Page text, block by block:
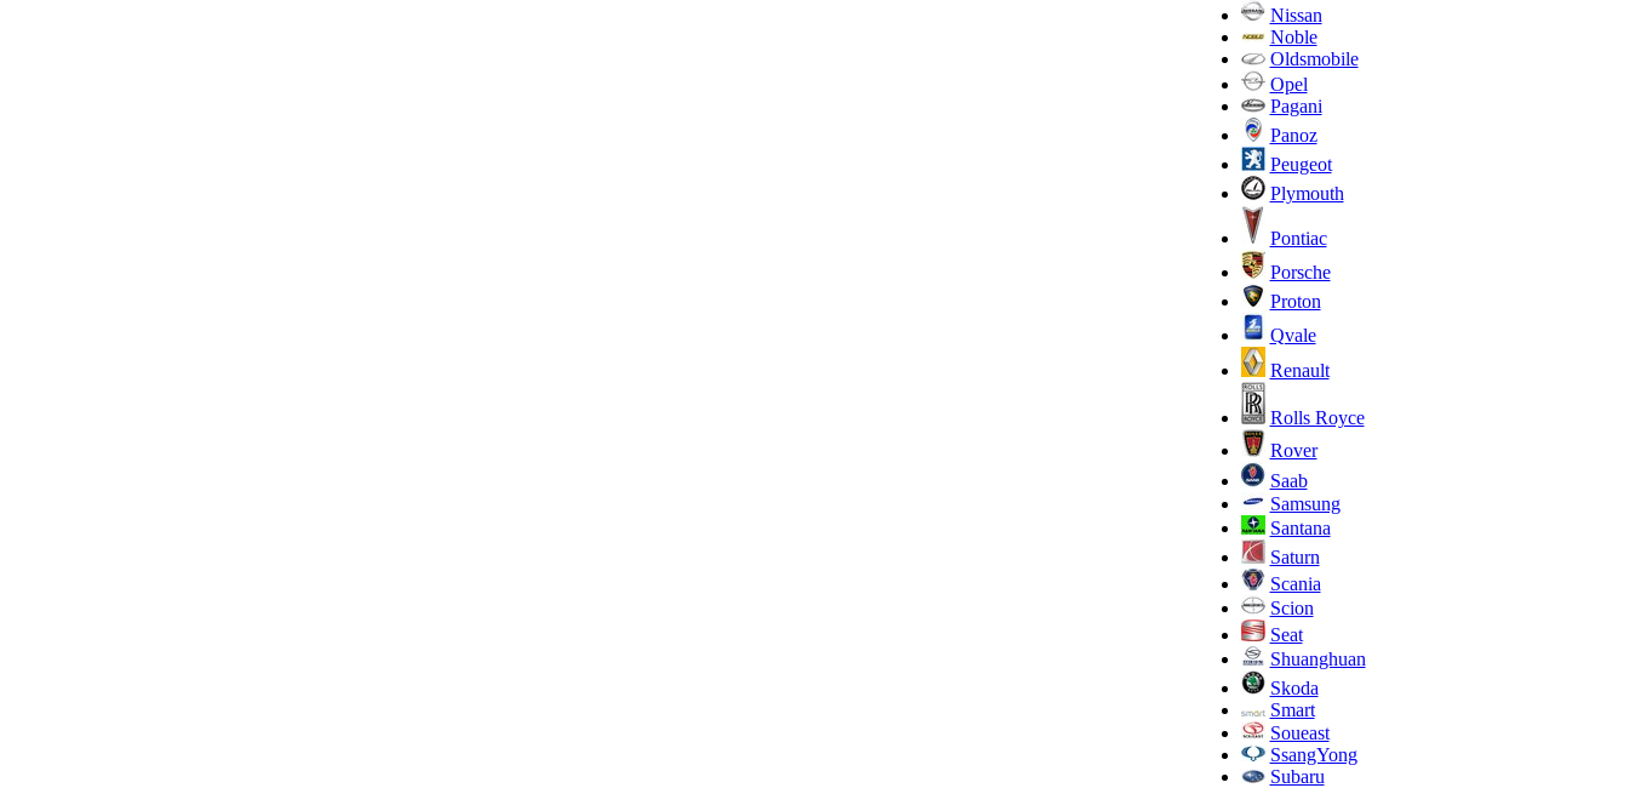
Nissan
Noble
Oldsmobile
Opel
Pagani
Panoz
Peugeot
Plymouth
Pontiac
Porsche
Proton
Qvale
Renault
Rolls Royce
Rover
Saab
Samsung
Santana
Saturn
Scania
Scion
Seat
Shuanghuan
Skoda
Smart
Soueast
SsangYong
Subaru